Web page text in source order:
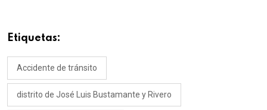
Etiquetas:
Accidente de tránsito
distrito de José Luis Bustamante y Rivero